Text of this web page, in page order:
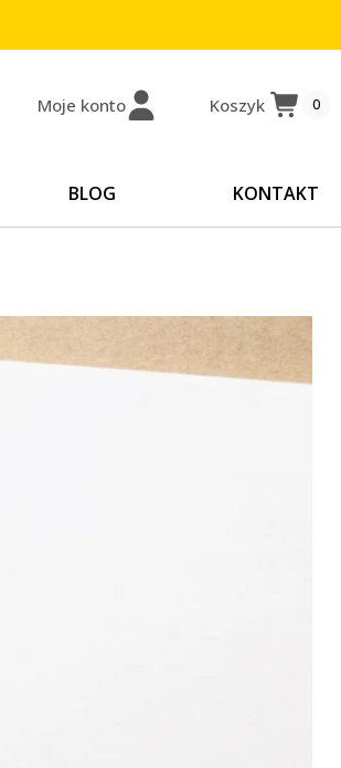
Moje konto Koszyk 0
BLOG KONTAKT